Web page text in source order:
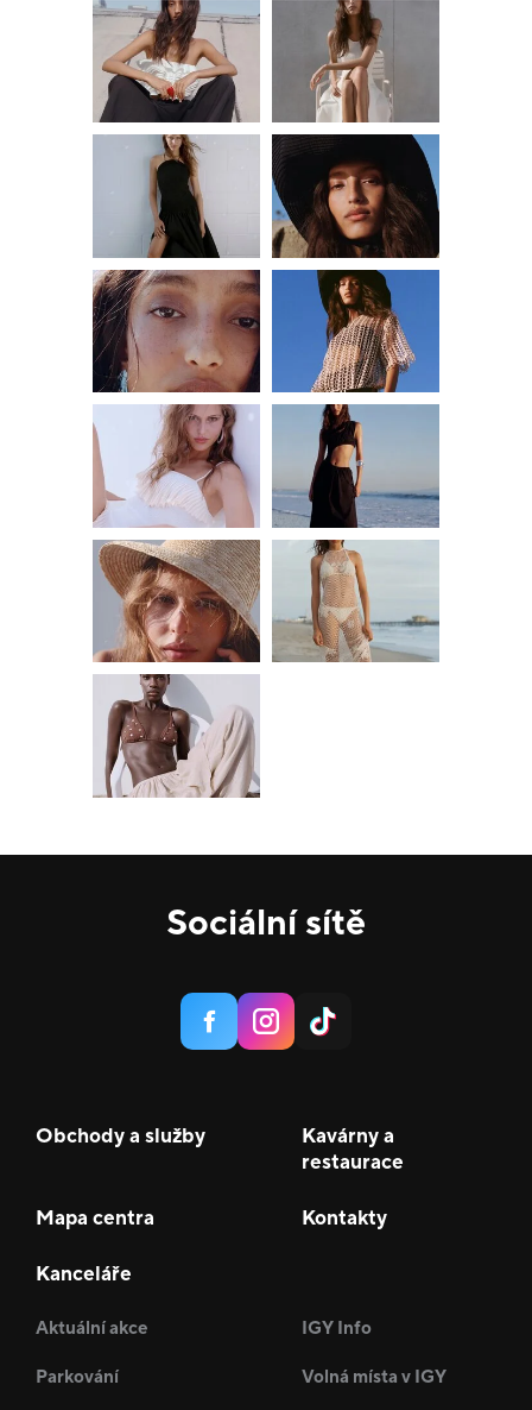
Sociální sítě
Obchody a služby
Kavárny a
restaurace
Mapa centra Kontakty
Kanceláře
Aktuální akce IGY Info
Parkování Volná místa v IGY